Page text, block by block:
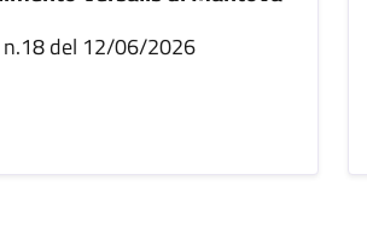
n.18 del 12/06/2026